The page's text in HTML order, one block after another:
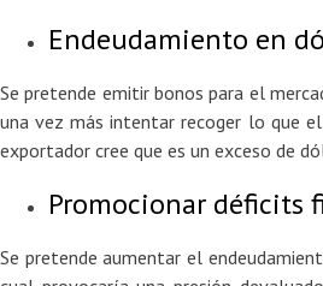
Endeudamiento en
Se pretende emitir bonos para el
una vez más intentar recoger lo que
exportador cree que es un exceso de
Promocionar déficits
Se pretende aumentar el